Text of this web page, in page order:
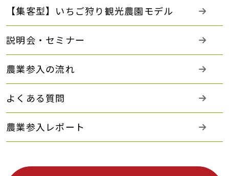
【集客型】いちご狩り観光農園モデル
説明会・セミナー
農業参入の流れ
よくある質問
農業参入レポート